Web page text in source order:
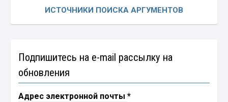
ИСТОЧНИКИ ПОИСКА АРГУМЕНТОВ
Подпишитесь на e-mail рассылку на
обновления
Адрес электронной почты*